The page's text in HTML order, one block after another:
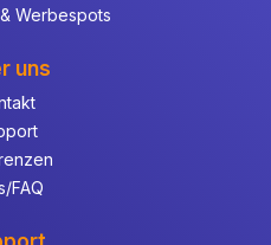
Werbespots
uns
FAQ